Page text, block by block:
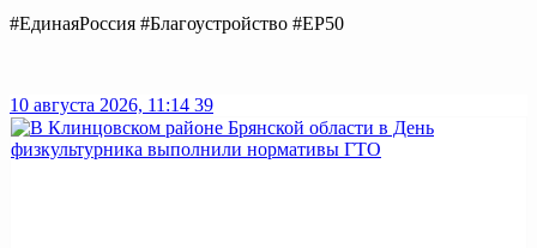
#ЕдинаяРоссия #Благоустройство #ЕР50
10 августа 2026, 11:14 39